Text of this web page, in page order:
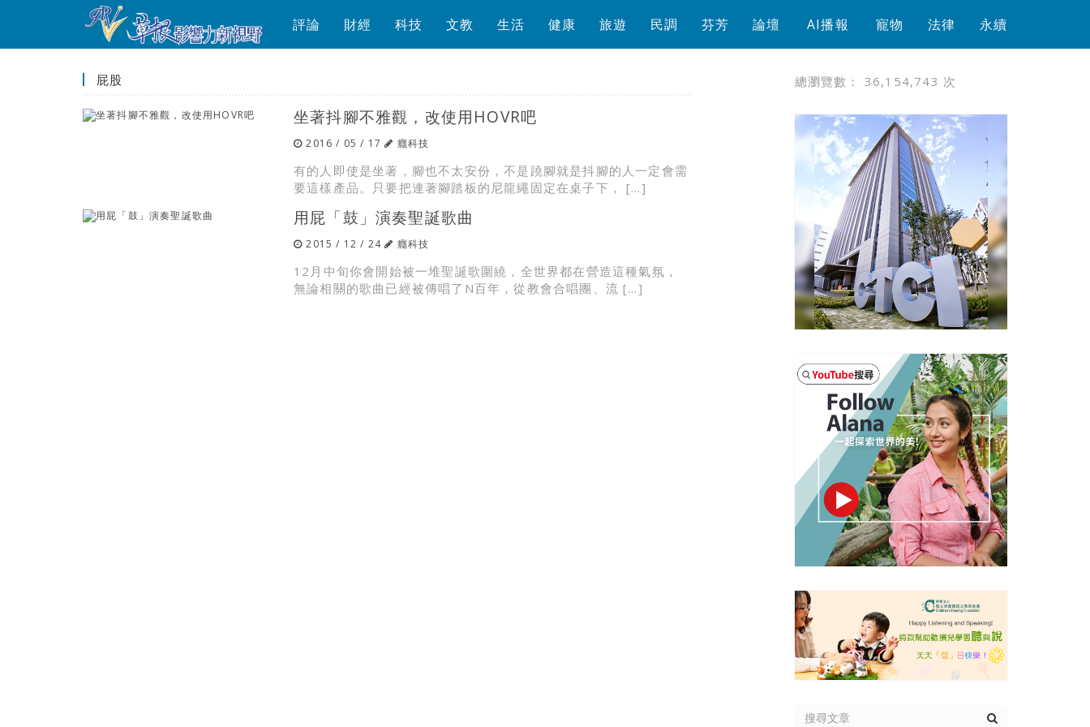
評論 財經 科技 文教 生活 健康 旅遊 民調 芬芳 論壇 AI播報 寵物 法律 永續
屁股
坐著抖腳不雅觀，改使用HOVR吧
2016 / 05 / 17 癮科技
有的人即使是坐著，腳也不太安份，不是蹺腳就是抖腳的人一定會需
要這樣產品。只要把連著腳踏板的尼龍繩固定在桌子下， […]
用屁「鼓」演奏聖誕歌曲
2015 / 12 / 24 癮科技
12月中旬你會開始被一堆聖誕歌圍繞，全世界都在營造這種氣氛，
無論相關的歌曲已經被傳唱了N百年，從教會合唱團、流 […]
總瀏覽數： 36,154,743 次